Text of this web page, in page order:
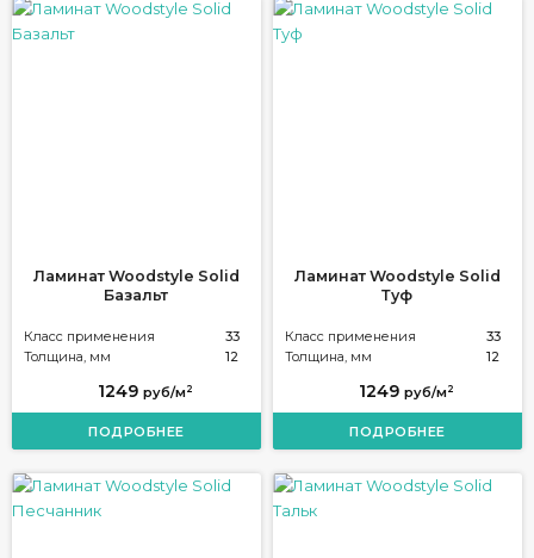
Ламинат Woodstyle Solid
Базальт
Класс применения
33
Толщина, мм
12
1249 руб/м 2
ПОДРОБНЕЕ
Ламинат Woodstyle Solid
Туф
Класс применения
33
Толщина, мм
12
1249 руб/м 2
ПОДРОБНЕЕ